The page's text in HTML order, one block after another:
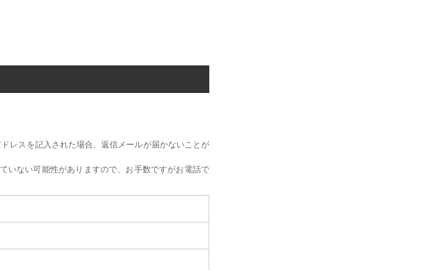
レスを記入された場合、返信メールが届かないことが
いない可能性がありますので、お手数ですがお電話で